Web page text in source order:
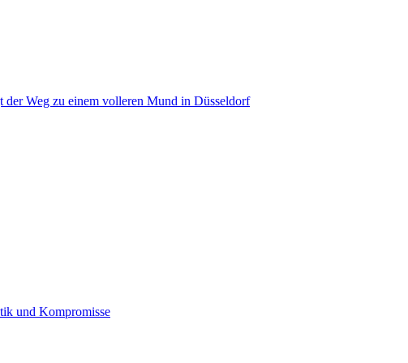
Weg zu einem volleren Mund in Düsseldorf
und Kompromisse